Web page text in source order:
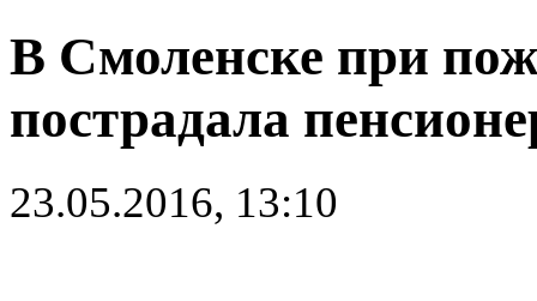
В Смоленске при
пострадала
23.05.2016, 13:10